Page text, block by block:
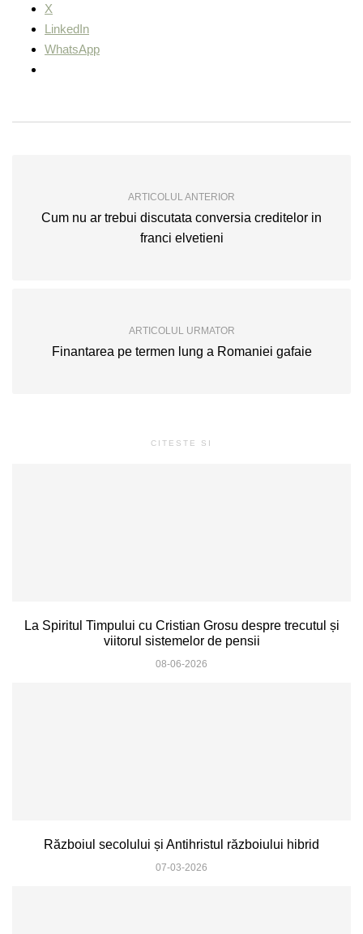
X
LinkedIn
WhatsApp
ARTICOLUL ANTERIOR
Cum nu ar trebui discutata conversia creditelor in
franci elvetieni
ARTICOLUL URMATOR
Finantarea pe termen lung a Romaniei gafaie
CITESTE SI
La Spiritul Timpului cu Cristian Grosu despre trecutul și
viitorul sistemelor de pensii
08-06-2026
Războiul secolului și Antihristul războiului hibrid
07-03-2026